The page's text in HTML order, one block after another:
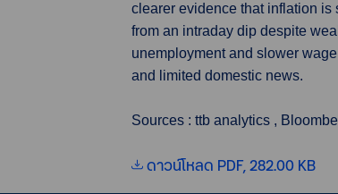
clearer evidence that inflation is
from an intraday dip despite
unemployment and slower
and limited domestic news.
Sources : ttb analytics ,
ดาวน์โหลด PDF, 282.00 KB